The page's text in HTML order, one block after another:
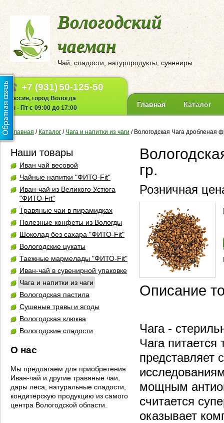
Вологодский
чаеман
Чай, сладости, натурпродукты, сувениры
+7 (931)50-125-50
Россия, город Вологда
Пн - Пт с 09:00 до 17:00
Главная Каталог
Главная / Каталог / Чага и напитки из чаги / Вологодская Чага дробленая
Наши товары
Иван чай весовой
Чайные напитки "ФИТО-Fit"
Иван-чай из Великого Устюга
"ФИТО-Fit"
Травяные чаи в пирамидках
Полезные конфеты из Вологды
Шоколад без сахара "ФИТО-Fit"
Вологодские цукаты
Таежные мармелады "ФИТО-Fit"
Иван-чай в сувенирной упаковке
Чага и напитки из чаги
Вологодская пастила
Сушеные травы и ягоды
Вологодская клюква
Вологодские сладости
О нас
Мы предлагаем для приобретения
Иван-чай и другие травяные чаи,
дары леса, натуральные сладости,
кондитерскую продукцию из самого
центра Вологодской области.
гр.
Розничная
Описание
Чага -
Чага
представляет
мощным
считается
оказывает